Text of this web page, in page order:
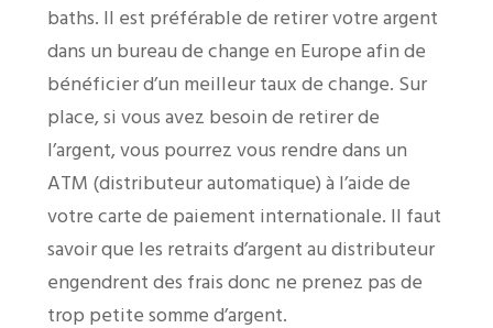
baths. Il est préférable de retirer votre argent
dans un bureau de change en Europe afin de
bénéficier d’un meilleur taux de change. Sur
place, si vous avez besoin de retirer de
l’argent, vous pourrez vous rendre dans un
ATM (distributeur automatique) à l’aide de
votre carte de paiement internationale. Il faut
savoir que les retraits d’argent au distributeur
engendrent des frais donc ne prenez pas de
trop petite somme d’argent.